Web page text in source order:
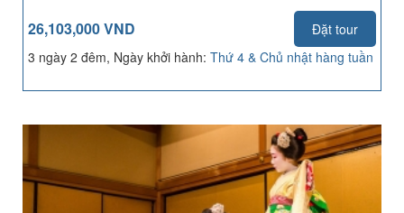
26,103,000 VND
Đặt tour
3 ngày 2 đêm, Ngày khởi hành: Thứ 4 & Chủ nhật hàng tuần